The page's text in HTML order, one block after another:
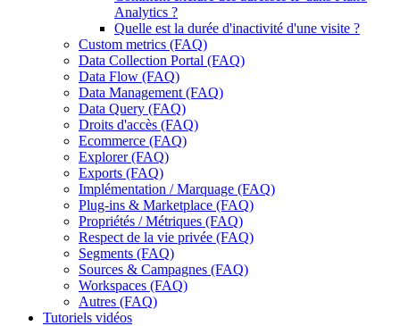
Analytics ?
Quelle est la durée d'inactivité d'une visite ?
Custom metrics (FAQ)
Data Collection Portal (FAQ)
Data Flow (FAQ)
Data Management (FAQ)
Data Query (FAQ)
Droits d'accès (FAQ)
Ecommerce (FAQ)
Explorer (FAQ)
Exports (FAQ)
Implémentation / Marquage (FAQ)
Plug-ins & Marketplace (FAQ)
Propriétés / Métriques (FAQ)
Respect de la vie privée (FAQ)
Segments (FAQ)
Sources & Campagnes (FAQ)
Workspaces (FAQ)
Autres (FAQ)
Tutoriels vidéos